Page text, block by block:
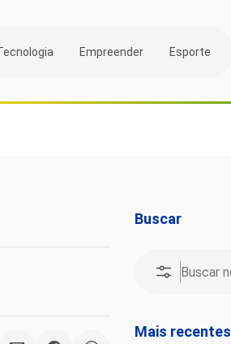
Empreender Esporte
Buscar
Mais recentes